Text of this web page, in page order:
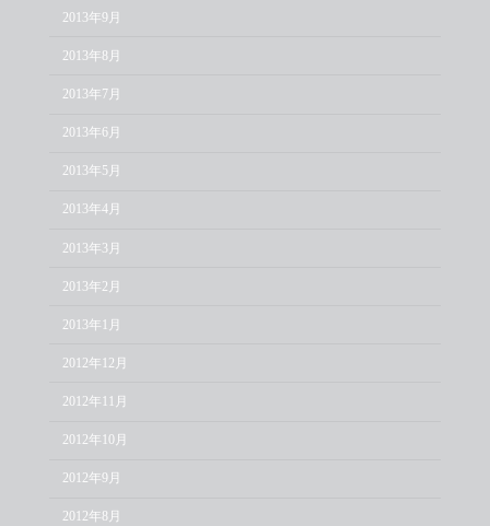
2013年9月
2013年8月
2013年7月
2013年6月
2013年5月
2013年4月
2013年3月
2013年2月
2013年1月
2012年12月
2012年11月
2012年10月
2012年9月
2012年8月